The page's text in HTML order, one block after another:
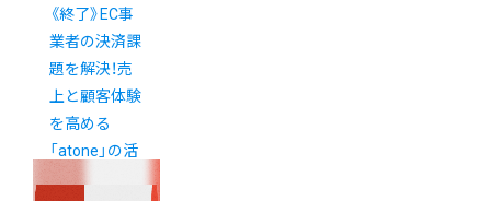
《終了》EC事
業者の決済課
題を解決！売
上と顧客体験
を高める
「atone」の活